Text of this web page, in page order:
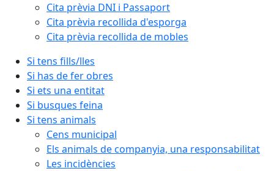
Cita prèvia DNI i Passaport
Cita prèvia recollida d'esporga
Cita prèvia recollida de mobles
Si tens fills/lles
Si has de fer obres
Si ets una entitat
Si busques feina
Si tens animals
Cens municipal
Els animals de companyia, una responsabilitat
Les incidències